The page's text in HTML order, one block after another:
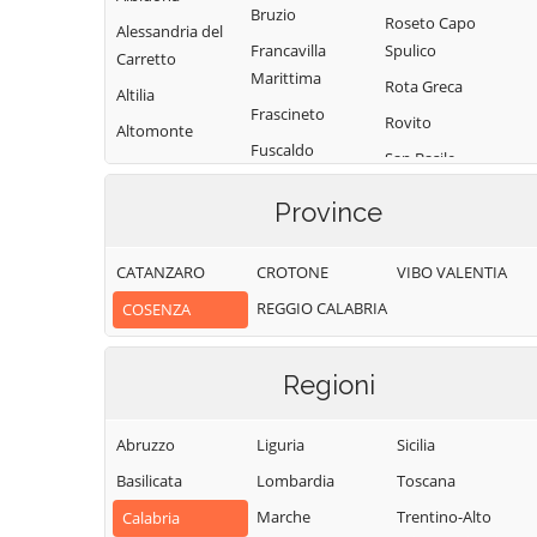
Alessandria del
Carretto
Altilia
Altomonte
Amantea
Belmonte
Calabro
Belsito
Bianchi
Bisignano
Bocchigliero
Bruzio
Francavilla
Marittima
Frascineto
Fuscaldo
Grisolia
Piemontese
Lago
Laino Castello
Roseto Capo
Spulico
Rota Greca
Rovito
San Basile
Albanese
San Demetrio
Corone
San Fili
San Giorgio
Albanese
Province
CATANZARO
COSENZA
CROTONE
REGGIO CALABRIA
VIBO VALENTIA
Regioni
Abruzzo
Basilicata
Calabria
Liguria
Lombardia
Marche
Sicilia
Toscana
Trentino-Alto